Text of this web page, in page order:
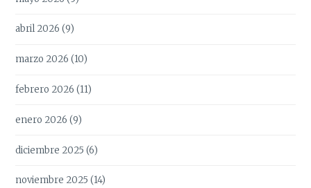
abril 2026 (9)
marzo 2026 (10)
febrero 2026 (11)
enero 2026 (9)
diciembre 2025 (6)
noviembre 2025 (14)